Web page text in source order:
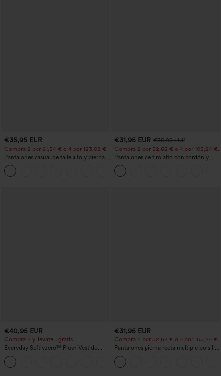
€35,95 EUR
Compra 2 por 61,54 € o 4 por 123,08 €.
Pantalones casual de talle alto y pierna
recta con tacto de lino y bolsillos
€31,95 EUR €35,95 EUR
Compra 2 por 52,62 € o 4 por 105,24 €.
Pantalones de tiro alto con cordón y
bolsillos, pernera ancha, holgados y de
estilo casual con tacto de lino.
€40,95 EUR
Compra 2 y llévate 1 gratis
Everyday Softlyzero™ Plush Vestido
deportivo sin espalda 2 en 1
acampanado -Wannabe -Easy Peezy
€31,95 EUR
Compra 2 por 52,62 € o 4 por 105,24 €.
Pantalones pierna recta múltiple bolsillo
botón tiro alto